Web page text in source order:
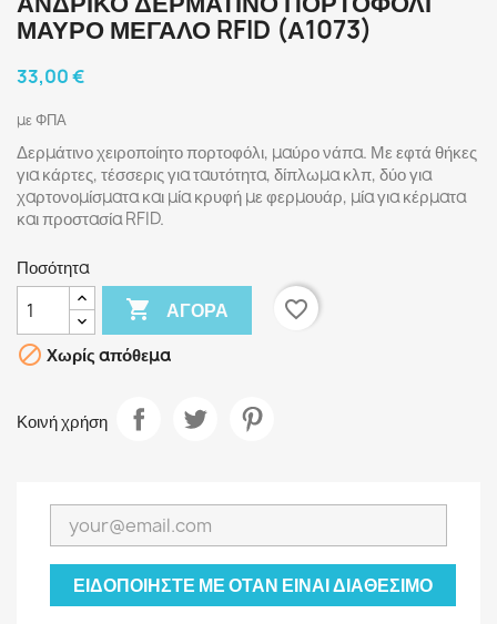
ΜΑΎΡΟ ΜΕΓΆΛΟ RFID (Α1073)
33,00 €
με ΦΠΑ
Δερμάτινο χειροποίητο πορτοφόλι, μαύρο νάπα. Με εφτά θήκες
για κάρτες, τέσσερις για ταυτότητα, δίπλωμα κλπ, δύο για
χαρτονομίσματα και μία κρυφή με φερμουάρ, μία για κέρματα
και προστασία RFID.
Ποσότητα
 ΑΓΟΡΆ
favorite_border
 Χωρίς απόθεμα
Κοινή χρήση
ΕΙΔΟΠΟΙΉΣΤΕ ΜΕ ΌΤΑΝ ΕΊΝΑΙ ΔΙΑΘΈΣΙΜΟ